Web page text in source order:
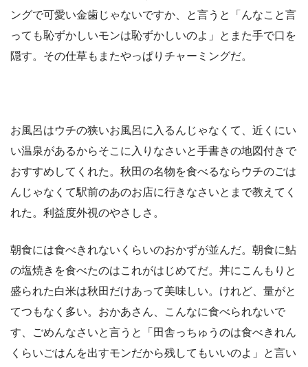
ングで可愛い金歯じゃないですか、と言うと「んなこと言
っても恥ずかしいモンは恥ずかしいのよ」とまた手で口を
隠す。その仕草もまたやっぱりチャーミングだ。
お風呂はウチの狭いお風呂に入るんじゃなくて、近くにい
い温泉があるからそこに入りなさいと手書きの地図付きで
おすすめしてくれた。秋田の名物を食べるならウチのごは
んじゃなくて駅前のあのお店に行きなさいとまで教えてく
れた。利益度外視のやさしさ。
朝食には食べきれないくらいのおかずが並んだ。朝食に鮎
の塩焼きを食べたのはこれがはじめてだ。丼にこんもりと
盛られた白米は秋田だけあって美味しい。けれど、量がと
てつもなく多い。おかあさん、こんなに食べられないで
す、ごめんなさいと言うと「田舎っちゅうのは食べきれん
くらいごはんを出すモンだから残してもいいのよ」と言い